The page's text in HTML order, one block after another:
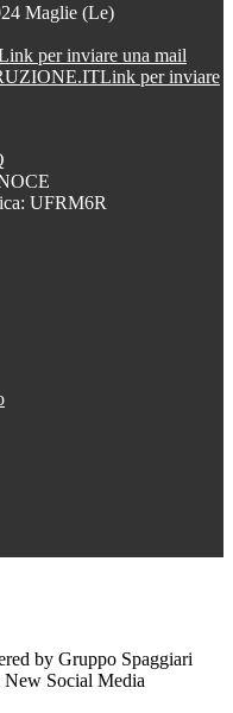
Maglie (Le)
per inviare una mail
Link per inviare
UFRM6R
by Gruppo Spaggiari
Social Media